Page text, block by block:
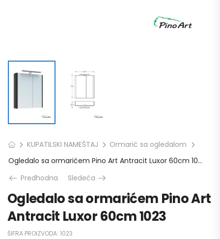
KUPATILSKI NAMEŠTAJ
Ormarić sa ogledalom
Ogledalo sa ormarićem Pino Art Antracit Luxor 60cm 1023
Predhodna
Sledeća
Ogledalo sa ormarićem Pino Art
Antracit Luxor 60cm 1023
ŠIFRA PROIZVODA: 1023